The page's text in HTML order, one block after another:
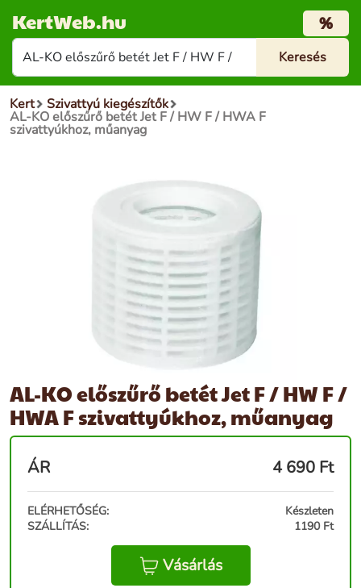
KertWeb.hu %
Kert Szivattyú kiegészítők
AL-KO előszűrő betét Jet F / HW F / HWA F
szivattyúkhoz, műanyag
AL-KO előszűrő betét Jet F / HW F /
HWA F szivattyúkhoz, műanyag
ÁR 4 690 Ft
ELÉRHETŐSÉG:
Készleten
SZÁLLÍTÁS:
1190 Ft
Vásárlás